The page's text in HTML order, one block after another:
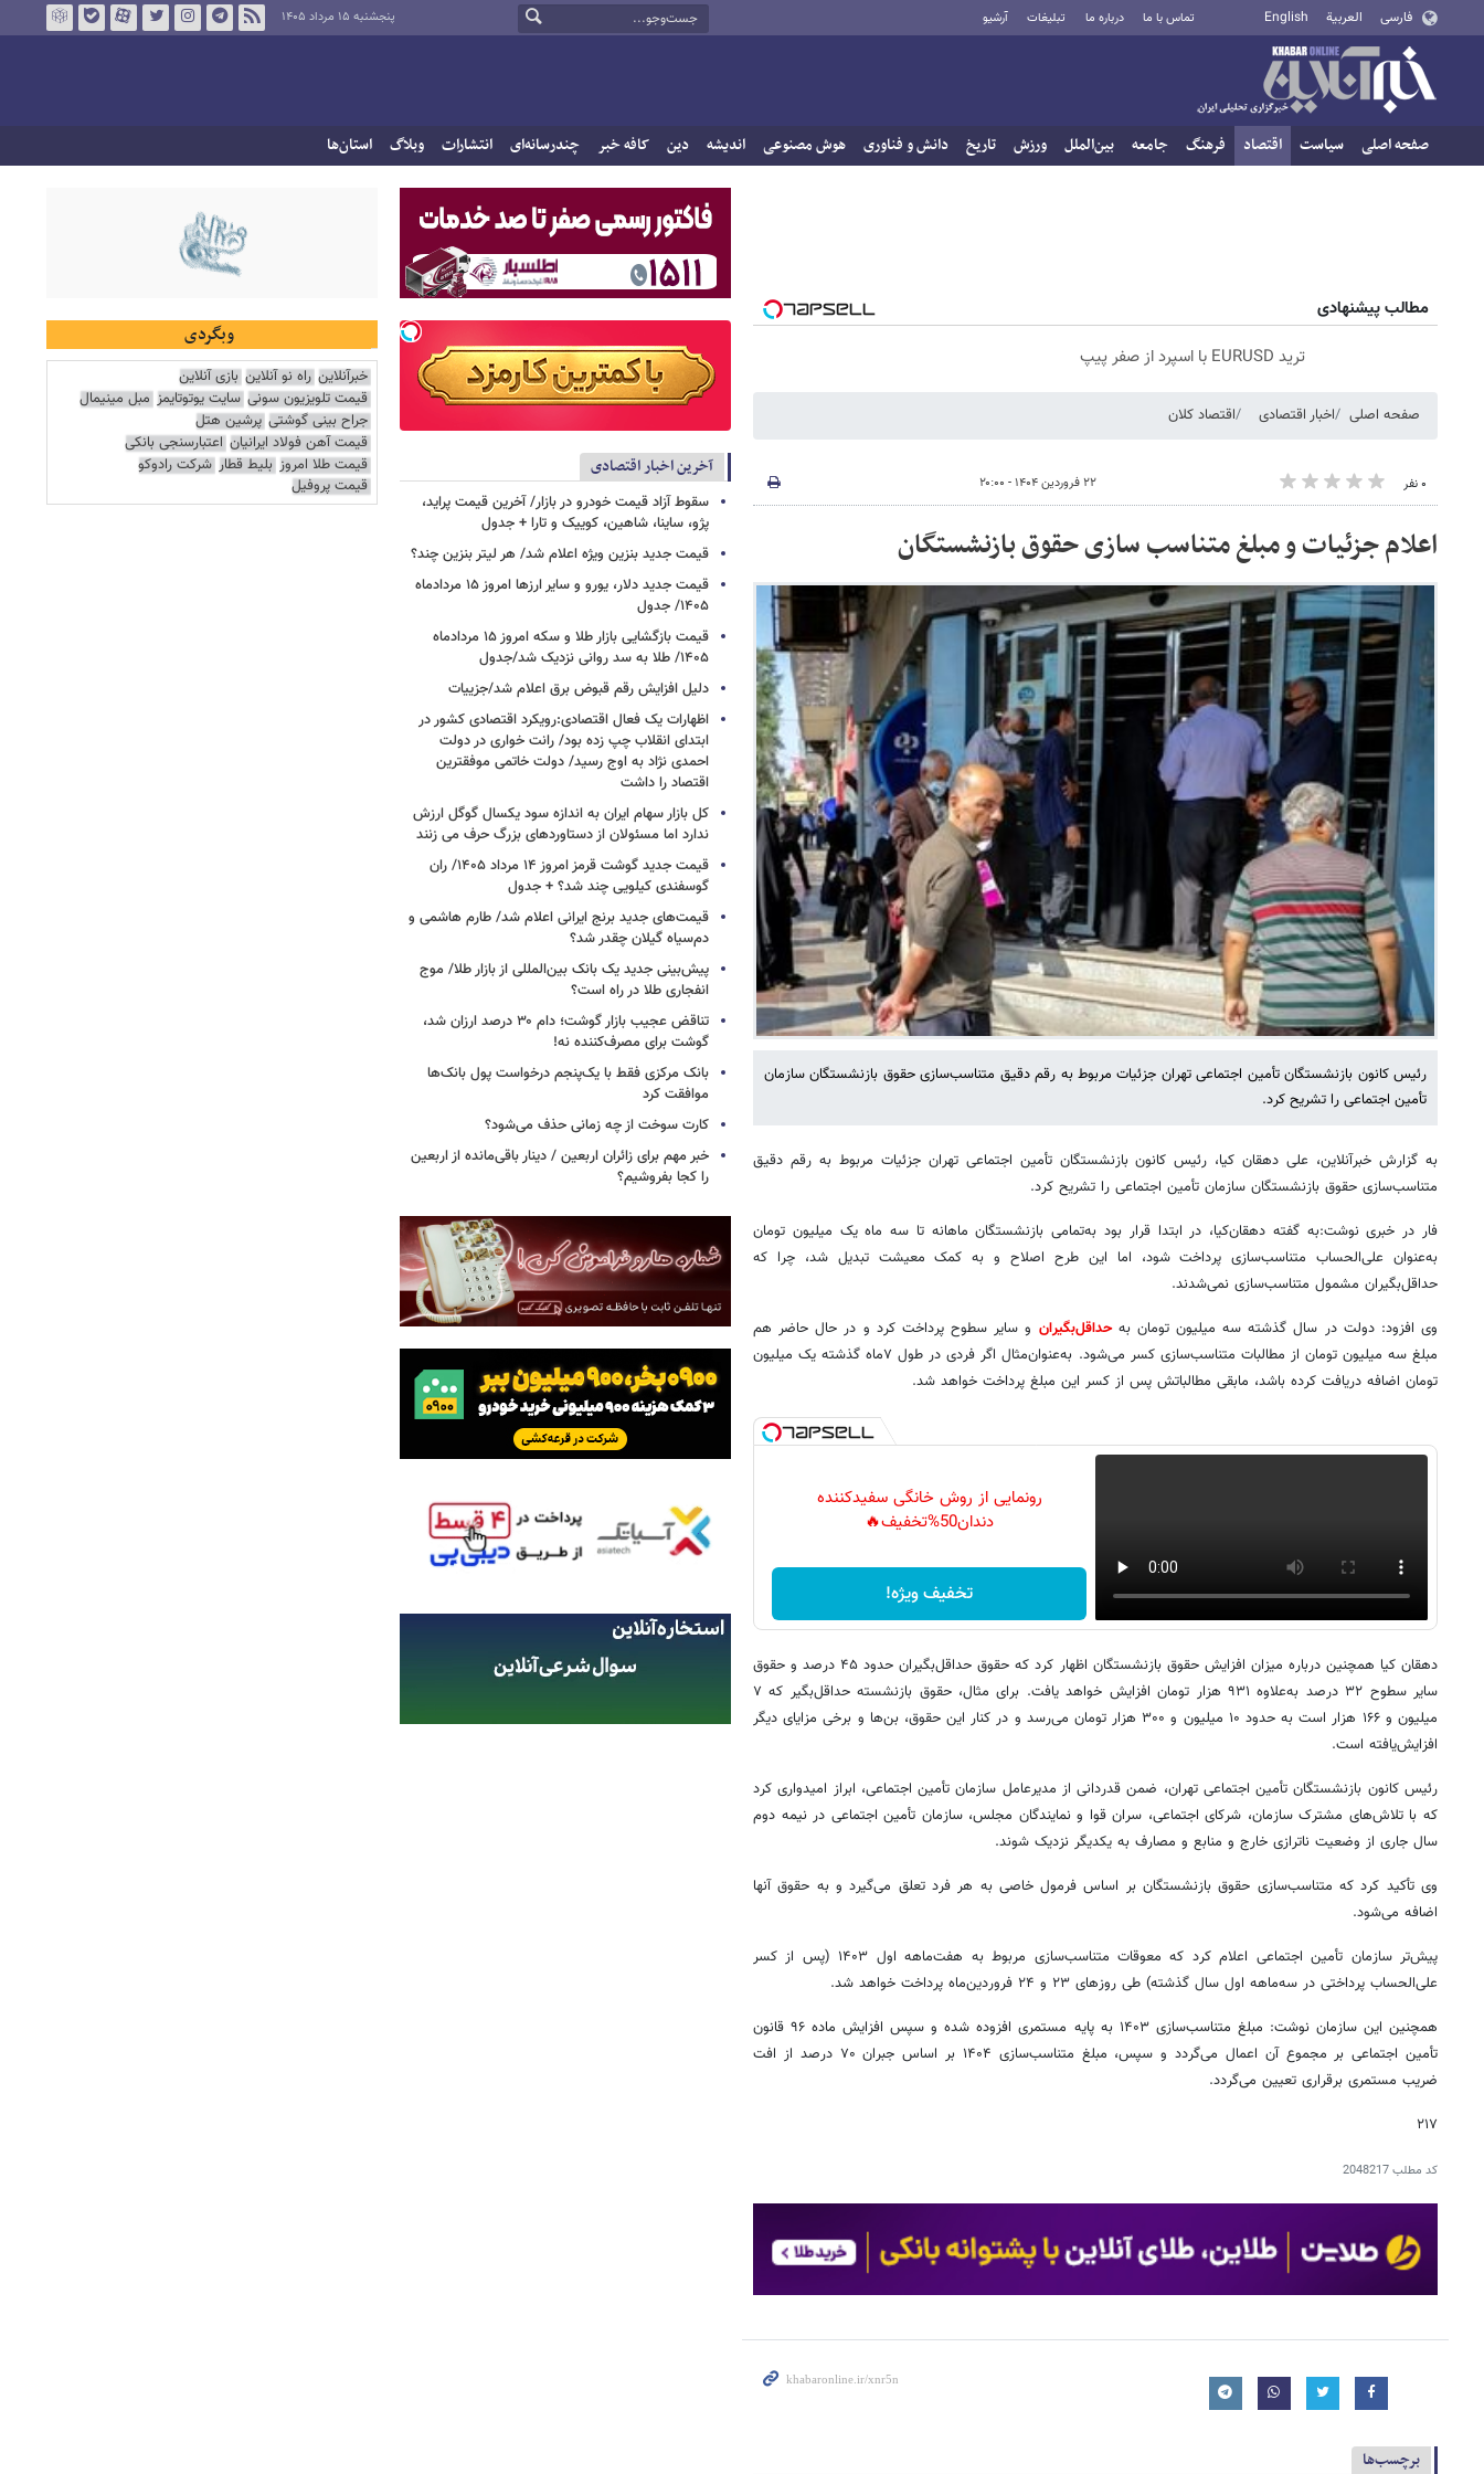
فارسی العربية English تماس با ما درباره ما تبلیغات آرشیو پنجشنبه ۱۵ مرداد ۱۴۰۵
صفحه اصلی سیاست اقتصاد فرهنگ جامعه بین‌الملل ورزش تاریخ دانش و فناوری هوش مصنوعی اندیشه دین کافه خبر چندرسانه‌ای انتشارات وبلاگ استان‌ها
مطالب پیشنهادی
ترید EURUSD با اسپرد از صفر پیپ
صفحه اصلی اخبار اقتصادی اقتصاد کلان
۰ نفر ۲۲ فروردین ۱۴۰۴ - ۲۰:۰۰
اعلام جزئیات و مبلغ متناسب سازی حقوق بازنشستگان
رئیس کانون بازنشستگان تأمین اجتماعی تهران جزئیات مربوط به رقم دقیق متناسب‌سازی حقوق بازنشستگان سازمان
تأمین اجتماعی را تشریح کرد.
به گزارش خبرآنلاین، علی دهقان کیا، رئیس کانون بازنشستگان تأمین اجتماعی تهران جزئیات مربوط به رقم دقیق
متناسب‌سازی حقوق بازنشستگان سازمان تأمین اجتماعی را تشریح کرد.
فار در خبری نوشت:به گفته دهقان‌کیا، در ابتدا قرار بود به‌تمامی بازنشستگان ماهانه تا سه ماه یک میلیون تومان
به‌عنوان علی‌الحساب متناسب‌سازی پرداخت شود، اما این طرح اصلاح و به کمک معیشت تبدیل شد، چرا که
حداقل‌بگیران مشمول متناسب‌سازی نمی‌شدند.
وی افزود: دولت در سال گذشته سه میلیون تومان بهحداقل‌بگیران و سایر سطوح پرداخت کرد و در حال حاضر هم
مبلغ سه میلیون تومان از مطالبات متناسب‌سازی کسر می‌شود. به‌عنوان‌مثال اگر فردی در طول ۷ماه گذشته یک میلیون
تومان اضافه دریافت کرده باشد، مابقی مطالباتش پس از کسر این مبلغ پرداخت خواهد شد.
رونمایی از روش خانگی سفیدکننده
دندان50%تخفیف🔥
تخفیف ویژه!
دهقان کیا همچنین درباره میزان افزایش حقوق بازنشستگان اظهار کرد که حقوق حداقل‌بگیران حدود ۴۵ درصد و حقوق
سایر سطوح ۳۲ درصد به‌علاوه ۹۳۱ هزار تومان افزایش خواهد یافت. برای مثال، حقوق بازنشسته حداقل‌بگیر که ۷
میلیون و ۱۶۶ هزار است به حدود ۱۰ میلیون و ۳۰۰ هزار تومان می‌رسد و در کنار این حقوق، بن‌ها و برخی مزایای دیگر
افزایش‌یافته است.
رئیس کانون بازنشستگان تأمین اجتماعی تهران، ضمن قدردانی از مدیرعامل سازمان تأمین اجتماعی، ابراز امیدواری کرد
که با تلاش‌های مشترک سازمان، شرکای اجتماعی، سران قوا و نمایندگان مجلس، سازمان تأمین اجتماعی در نیمه دوم
سال جاری از وضعیت ناترازی خارج و منابع و مصارف به یکدیگر نزدیک شوند.
وی تأکید کرد که متناسب‌سازی حقوق بازنشستگان بر اساس فرمول خاصی به هر فرد تعلق می‌گیرد و به حقوق آنها
اضافه می‌شود.
پیش‌تر سازمان تأمین اجتماعی اعلام کرد که معوقات متناسب‌سازی مربوط به هفت‌ماهه اول ۱۴۰۳ (پس از کسر
علی‌الحساب پرداختی در سه‌ماهه اول سال گذشته) طی روزهای ۲۳ و ۲۴ فروردین‌ماه پرداخت خواهد شد.
همچنین این سازمان نوشت: مبلغ متناسب‌سازی ۱۴۰۳ به پایه مستمری افزوده شده و سپس افزایش ماده ۹۶ قانون
تأمین اجتماعی بر مجموع آن اعمال می‌گردد و سپس، مبلغ متناسب‌سازی ۱۴۰۴ بر اساس جبران ۷۰ درصد از افت
ضریب مستمری برقراری تعیین می‌گردد.
۲۱۷
کد مطلب2048217
برچسب‌ها
آخرین اخبار اقتصادی
سقوط آزاد قیمت خودرو در بازار/ آخرین قیمت پراید،
پژو، ساینا، شاهین، کوییک و تارا + جدول
قیمت جدید بنزین ویژه اعلام شد/ هر لیتر بنزین چند؟
قیمت جدید دلار، یورو و سایر ارزها امروز ۱۵ مردادماه
۱۴۰۵/ جدول
قیمت بازگشایی بازار طلا و سکه امروز ۱۵ مردادماه
۱۴۰۵/ طلا به سد روانی نزدیک شد/جدول
دلیل افزایش رقم قبوض برق اعلام شد/جزییات
اظهارات یک فعال اقتصادی:رویکرد اقتصادی کشور در
ابتدای انقلاب چپ زده بود/ رانت خواری در دولت
احمدی نژاد به اوج رسید/ دولت خاتمی موفقترین
اقتصاد را داشت
کل بازار سهام ایران به اندازه سود یکسال گوگل ارزش
ندارد اما مسئولان از دستاوردهای بزرگ حرف می زنند
قیمت جدید گوشت قرمز امروز ۱۴ مرداد ۱۴۰۵/ ران
گوسفندی کیلویی چند شد؟ + جدول
قیمت‌های جدید برنج ایرانی اعلام شد/ طارم هاشمی و
دم‌سیاه گیلان چقدر شد؟
پیش‌بینی جدید یک بانک بین‌المللی از بازار طلا/ موج
انفجاری طلا در راه است؟
تناقض عجیب بازار گوشت؛ دام ۳۰ درصد ارزان شد،
گوشت برای مصرف‌کننده نه!
بانک مرکزی فقط با یک‌‎پنجم درخواست پول بانک‌ها
موافقت کرد
کارت سوخت از چه زمانی حذف می‌شود؟
خبر مهم برای زائران اربعین / دینار باقی‌مانده از اربعین
را کجا بفروشیم؟
وبگردی
خبرآنلاین راه نو آنلاین بازی آنلاین
قیمت تلویزیون سونی سایت یوتوتایمز مبل مینیمال
جراح بینی گوشتی پرشین هتل
قیمت آهن فولاد ایرانیان اعتبارسنجی بانکی
قیمت طلا امروز بلیط قطار شرکت رادوکو
قیمت پروفیل